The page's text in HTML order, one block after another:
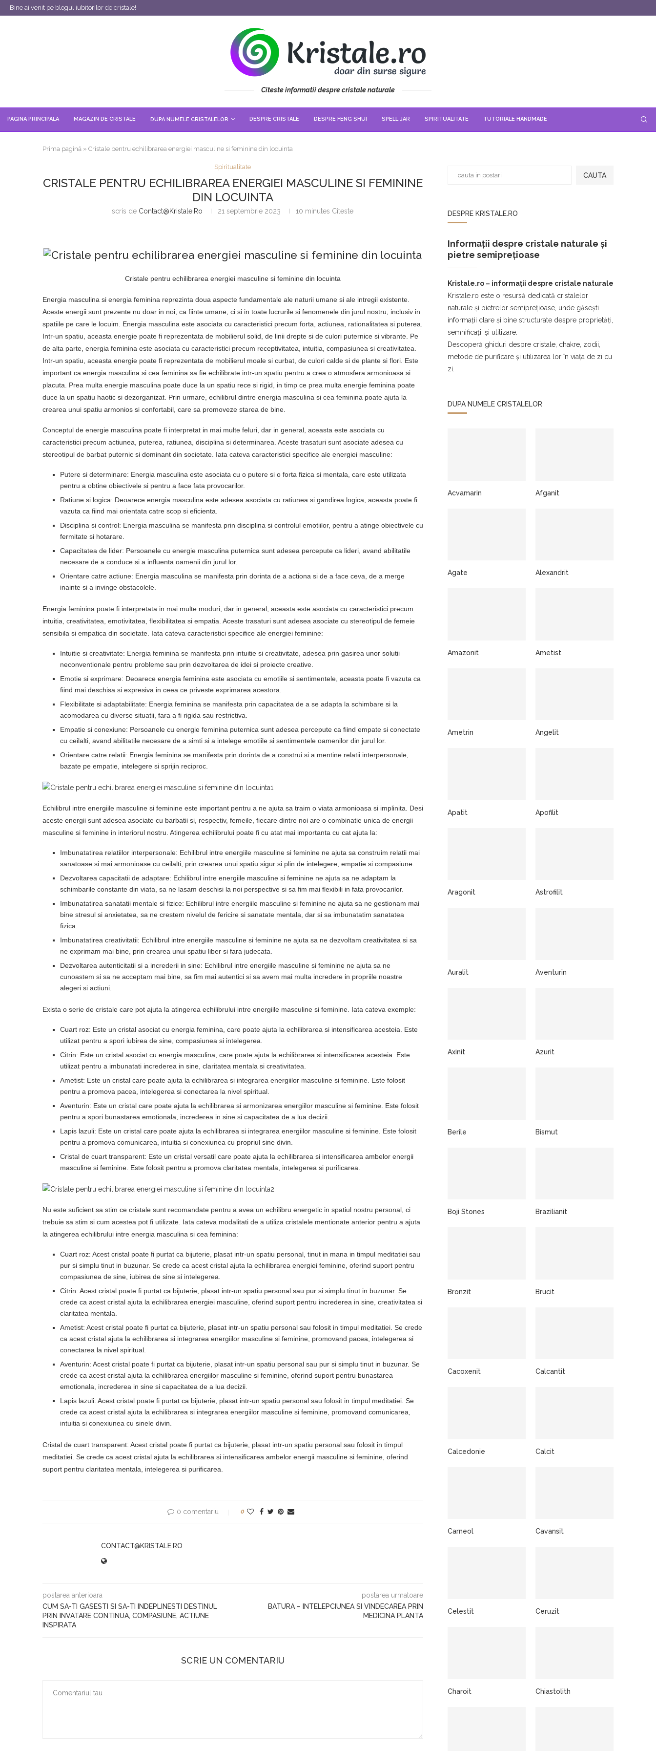
Bine ai venit pe blogul iubitorilor de cristale!
Citeste informatii despre cristale naturale
PAGINA PRINCIPALA MAGAZIN DE CRISTALE DUPA NUMELE CRISTALELOR DESPRE CRISTALE DESPRE FENG SHUI SPELL JAR SPIRITUALITATE TUTORIALE HANDMADE
Prima pagină » Cristale pentru echilibrarea energiei masculine si feminine din locuinta
Spiritualitate
CRISTALE PENTRU ECHILIBRAREA ENERGIEI MASCULINE SI FEMININE
DIN LOCUINTA
scris de Contact@kristale.ro 21 septembrie 2023 10 minutes Citeste
Cristale pentru echilibrarea energiei masculine si feminine din locuinta
Energia masculina si energia feminina reprezinta doua aspecte fundamentale ale naturii umane si ale intregii existente.
Aceste energii sunt prezente nu doar in noi, ca fiinte umane, ci si in toate lucrurile si fenomenele din jurul nostru, inclusiv in
spatiile pe care le locuim. Energia masculina este asociata cu caracteristici precum forta, actiunea, rationalitatea si puterea.
Intr-un spatiu, aceasta energie poate fi reprezentata de mobilierul solid, de linii drepte si de culori puternice si vibrante. Pe
de alta parte, energia feminina este asociata cu caracteristici precum receptivitatea, intuitia, compasiunea si creativitatea.
Intr-un spatiu, aceasta energie poate fi reprezentata de mobilierul moale si curbat, de culori calde si de plante si flori. Este
important ca energia masculina si cea feminina sa fie echilibrate intr-un spatiu pentru a crea o atmosfera armonioasa si
placuta. Prea multa energie masculina poate duce la un spatiu rece si rigid, in timp ce prea multa energie feminina poate
duce la un spatiu haotic si dezorganizat. Prin urmare, echilibrul dintre energia masculina si cea feminina poate ajuta la
crearea unui spatiu armonios si confortabil, care sa promoveze starea de bine.
Conceptul de energie masculina poate fi interpretat in mai multe feluri, dar in general, aceasta este asociata cu
caracteristici precum actiunea, puterea, ratiunea, disciplina si determinarea. Aceste trasaturi sunt asociate adesea cu
stereotipul de barbat puternic si dominant din societate. Iata cateva caracteristici specifice ale energiei masculine:
Putere si determinare: Energia masculina este asociata cu o putere si o forta fizica si mentala, care este utilizata
pentru a obtine obiectivele si pentru a face fata provocarilor.
Ratiune si logica: Deoarece energia masculina este adesea asociata cu ratiunea si gandirea logica, aceasta poate fi
vazuta ca fiind mai orientata catre scop si eficienta.
Disciplina si control: Energia masculina se manifesta prin disciplina si controlul emotiilor, pentru a atinge obiectivele cu
fermitate si hotarare.
Capacitatea de lider: Persoanele cu energie masculina puternica sunt adesea percepute ca lideri, avand abilitatile
necesare de a conduce si a influenta oamenii din jurul lor.
Orientare catre actiune: Energia masculina se manifesta prin dorinta de a actiona si de a face ceva, de a merge
inainte si a invinge obstacolele.
Energia feminina poate fi interpretata in mai multe moduri, dar in general, aceasta este asociata cu caracteristici precum
intuitia, creativitatea, emotivitatea, flexibilitatea si empatia. Aceste trasaturi sunt adesea asociate cu stereotipul de femeie
sensibila si empatica din societate. Iata cateva caracteristici specifice ale energiei feminine:
Intuitie si creativitate: Energia feminina se manifesta prin intuitie si creativitate, adesea prin gasirea unor solutii
neconventionale pentru probleme sau prin dezvoltarea de idei si proiecte creative.
Emotie si exprimare: Deoarece energia feminina este asociata cu emotiile si sentimentele, aceasta poate fi vazuta ca
fiind mai deschisa si expresiva in ceea ce priveste exprimarea acestora.
Flexibilitate si adaptabilitate: Energia feminina se manifesta prin capacitatea de a se adapta la schimbare si la
acomodarea cu diverse situatii, fara a fi rigida sau restrictiva.
Empatie si conexiune: Persoanele cu energie feminina puternica sunt adesea percepute ca fiind empate si conectate
cu ceilalti, avand abilitatile necesare de a simti si a intelege emotiile si sentimentele oamenilor din jurul lor.
Orientare catre relatii: Energia feminina se manifesta prin dorinta de a construi si a mentine relatii interpersonale,
bazate pe empatie, intelegere si sprijin reciproc.
Echilibrul intre energiile masculine si feminine este important pentru a ne ajuta sa traim o viata armonioasa si implinita. Desi
aceste energii sunt adesea asociate cu barbatii si, respectiv, femeile, fiecare dintre noi are o combinatie unica de energii
masculine si feminine in interiorul nostru. Atingerea echilibrului poate fi cu atat mai importanta cu cat ajuta la:
Imbunatatirea relatiilor interpersonale: Echilibrul intre energiile masculine si feminine ne ajuta sa construim relatii mai
sanatoase si mai armonioase cu ceilalti, prin crearea unui spatiu sigur si plin de intelegere, empatie si compasiune.
Dezvoltarea capacitatii de adaptare: Echilibrul intre energiile masculine si feminine ne ajuta sa ne adaptam la
schimbarile constante din viata, sa ne lasam deschisi la noi perspective si sa fim mai flexibili in fata provocarilor.
Imbunatatirea sanatatii mentale si fizice: Echilibrul intre energiile masculine si feminine ne ajuta sa ne gestionam mai
bine stresul si anxietatea, sa ne crestem nivelul de fericire si sanatate mentala, dar si sa imbunatatim sanatatea
fizica.
Imbunatatirea creativitatii: Echilibrul intre energiile masculine si feminine ne ajuta sa ne dezvoltam creativitatea si sa
ne exprimam mai bine, prin crearea unui spatiu liber si fara judecata.
Dezvoltarea autenticitatii si a increderii in sine: Echilibrul intre energiile masculine si feminine ne ajuta sa ne
cunoastem si sa ne acceptam mai bine, sa fim mai autentici si sa avem mai multa incredere in propriile noastre
alegeri si actiuni.
Exista o serie de cristale care pot ajuta la atingerea echilibrului intre energiile masculine si feminine. Iata cateva exemple:
Cuart roz: Este un cristal asociat cu energia feminina, care poate ajuta la echilibrarea si intensificarea acesteia. Este
utilizat pentru a spori iubirea de sine, compasiunea si intelegerea.
Citrin: Este un cristal asociat cu energia masculina, care poate ajuta la echilibrarea si intensificarea acesteia. Este
utilizat pentru a imbunatati increderea in sine, claritatea mentala si creativitatea.
Ametist: Este un cristal care poate ajuta la echilibrarea si integrarea energiilor masculine si feminine. Este folosit
pentru a promova pacea, intelegerea si conectarea la nivel spiritual.
Aventurin: Este un cristal care poate ajuta la echilibrarea si armonizarea energiilor masculine si feminine. Este folosit
pentru a spori bunastarea emotionala, increderea in sine si capacitatea de a lua decizii.
Lapis lazuli: Este un cristal care poate ajuta la echilibrarea si integrarea energiilor masculine si feminine. Este folosit
pentru a promova comunicarea, intuitia si conexiunea cu propriul sine divin.
Cristal de cuart transparent: Este un cristal versatil care poate ajuta la echilibrarea si intensificarea ambelor energii
masculine si feminine. Este folosit pentru a promova claritatea mentala, intelegerea si purificarea.
Nu este suficient sa stim ce cristale sunt recomandate pentru a avea un echilibru energetic in spatiul nostru personal, ci
trebuie sa stim si cum acestea pot fi utilizate. Iata cateva modalitati de a utiliza cristalele mentionate anterior pentru a ajuta
la atingerea echilibrului intre energia masculina si cea feminina:
Cuart roz: Acest cristal poate fi purtat ca bijuterie, plasat intr-un spatiu personal, tinut in mana in timpul meditatiei sau
pur si simplu tinut in buzunar. Se crede ca acest cristal ajuta la echilibrarea energiei feminine, oferind suport pentru
compasiunea de sine, iubirea de sine si intelegerea.
Citrin: Acest cristal poate fi purtat ca bijuterie, plasat intr-un spatiu personal sau pur si simplu tinut in buzunar. Se
crede ca acest cristal ajuta la echilibrarea energiei masculine, oferind suport pentru increderea in sine, creativitatea si
claritatea mentala.
Ametist: Acest cristal poate fi purtat ca bijuterie, plasat intr-un spatiu personal sau folosit in timpul meditatiei. Se crede
ca acest cristal ajuta la echilibrarea si integrarea energiilor masculine si feminine, promovand pacea, intelegerea si
conectarea la nivel spiritual.
Aventurin: Acest cristal poate fi purtat ca bijuterie, plasat intr-un spatiu personal sau pur si simplu tinut in buzunar. Se
crede ca acest cristal ajuta la echilibrarea energiilor masculine si feminine, oferind suport pentru bunastarea
emotionala, increderea in sine si capacitatea de a lua decizii.
Lapis lazuli: Acest cristal poate fi purtat ca bijuterie, plasat intr-un spatiu personal sau folosit in timpul meditatiei. Se
crede ca acest cristal ajuta la echilibrarea si integrarea energiilor masculine si feminine, promovand comunicarea,
intuitia si conexiunea cu sinele divin.
Cristal de cuart transparent: Acest cristal poate fi purtat ca bijuterie, plasat intr-un spatiu personal sau folosit in timpul
meditatiei. Se crede ca acest cristal ajuta la echilibrarea si intensificarea ambelor energii masculine si feminine, oferind
suport pentru claritatea mentala, intelegerea si purificarea.
0 comentariu 0
CONTACT@KRISTALE.RO
postarea anterioara
CUM SA-TI GASESTI SI SA-TI INDEPLINESTI DESTINUL
PRIN INVATARE CONTINUA, COMPASIUNE, ACTIUNE
INSPIRATA
postarea urmatoare
BATURA – INTELEPCIUNEA SI VINDECAREA PRIN
MEDICINA PLANTA
SCRIE UN COMENTARIU
CAUTA
DESPRE KRISTALE.RO
Informații despre cristale naturale și
pietre semiprețioase
Kristale.ro – informații despre cristale naturale
Kristale.ro este o resursă dedicată cristalelor
naturale și pietrelor semiprețioase, unde găsești
informații clare și bine structurate despre proprietăți,
semnificații și utilizare.
Descoperă ghiduri despre cristale, chakre, zodii,
metode de purificare și utilizarea lor în viața de zi cu
zi.
DUPA NUMELE CRISTALELOR
Acvamarin Afganit
Agate Alexandrit
Amazonit Ametist
Ametrin Angelit
Apatit Apofilit
Aragonit Astrofilit
Auralit Aventurin
Axinit Azurit
Berile Bismut
Boji Stones Brazilianit
Bronzit Brucit
Cacoxenit Calcantit
Calcedonie Calcit
Carneol Cavansit
Celestit Ceruzit
Charoit Chiastolith